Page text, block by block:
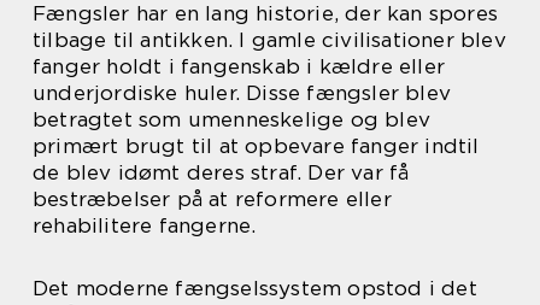
Fængsler har en lang historie, der kan spores
tilbage til antikken. I gamle civilisationer blev
fanger holdt i fangenskab i kældre eller
underjordiske huler. Disse fængsler blev
betragtet som umenneskelige og blev
primært brugt til at opbevare fanger indtil
de blev idømt deres straf. Der var få
bestræbelser på at reformere eller
rehabilitere fangerne.
Det moderne fængselssystem opstod i det